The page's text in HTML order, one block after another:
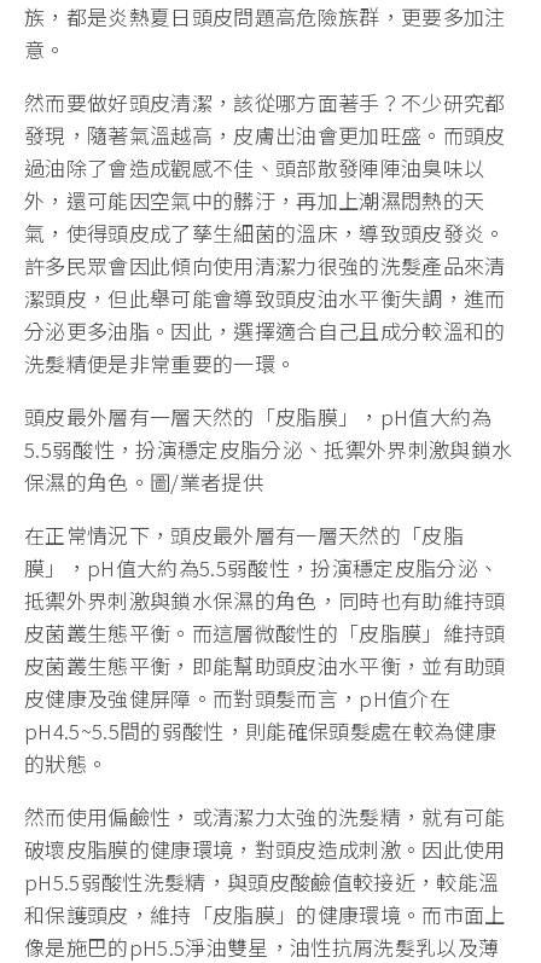
族，都是炎熱夏日頭皮問題高危險族群，更要多加注
意。
然而要做好頭皮清潔，該從哪方面著手？不少研究都
發現，隨著氣溫越高，皮膚出油會更加旺盛。而頭皮
過油除了會造成觀感不佳、頭部散發陣陣油臭味以
外，還可能因空氣中的髒汙，再加上潮濕悶熱的天
氣，使得頭皮成了孳生細菌的溫床，導致頭皮發炎。
許多民眾會因此傾向使用清潔力很強的洗髮產品來清
潔頭皮，但此舉可能會導致頭皮油水平衡失調，進而
分泌更多油脂。因此，選擇適合自己且成分較溫和的
洗髮精便是非常重要的一環。
頭皮最外層有一層天然的「皮脂膜」，pH值大約為
5.5弱酸性，扮演穩定皮脂分泌、抵禦外界刺激與鎖水
保濕的角色。圖/業者提供
在正常情況下，頭皮最外層有一層天然的「皮脂
膜」，pH值大約為5.5弱酸性，扮演穩定皮脂分泌、
抵禦外界刺激與鎖水保濕的角色，同時也有助維持頭
皮菌叢生態平衡。而這層微酸性的「皮脂膜」維持頭
皮菌叢生態平衡，即能幫助頭皮油水平衡，並有助頭
皮健康及強健屏障。而對頭髮而言，pH值介在
pH4.5~5.5間的弱酸性，則能確保頭髮處在較為健康
的狀態。
然而使用偏鹼性，或清潔力太強的洗髮精，就有可能
破壞皮脂膜的健康環境，對頭皮造成刺激。因此使用
pH5.5弱酸性洗髮精，與頭皮酸鹼值較接近，較能溫
和保護頭皮，維持「皮脂膜」的健康環境。而市面上
像是施巴的pH5.5淨油雙星，油性抗屑洗髮乳以及薄